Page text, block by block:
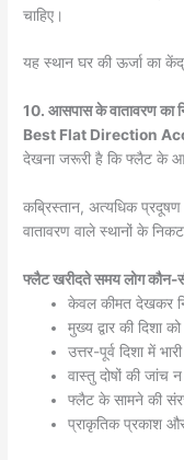
चाहिए।
यह स्थान घर की ऊर्जा का
10. आसपास के वातावरण का
Best Flat Direction
देखना जरूरी है कि फ्लैट के
कब्रिस्तान, अत्यधिक प्रदूषण
वातावरण वाले स्थानों के
फ्लैट खरीदते समय लोग कौन-
केवल कीमत देखकर
मुख्य द्वार की दिशा
उत्तर-पूर्व दिशा में
वास्तु दोषों की जांच
फ्लैट के सामने की
प्राकृतिक प्रकाश